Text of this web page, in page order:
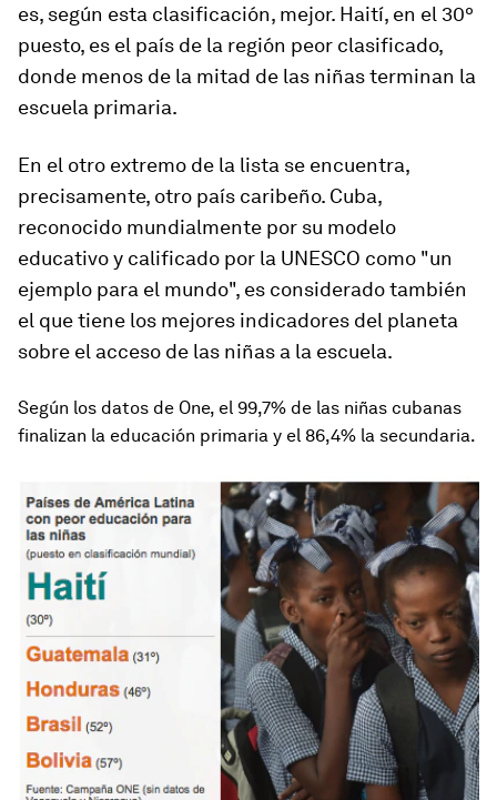
es, según esta clasificación, mejor. Haití, en el 30º
puesto, es el país de la región peor clasificado,
donde menos de la mitad de las niñas terminan la
escuela primaria.
En el otro extremo de la lista se encuentra,
precisamente, otro país caribeño. Cuba,
reconocido mundialmente por su modelo
educativo y calificado por la UNESCO como "un
ejemplo para el mundo", es considerado también
el que tiene los mejores indicadores del planeta
sobre el acceso de las niñas a la escuela.
Según los datos de One, el 99,7% de las niñas cubanas
finalizan la educación primaria y el 86,4% la secundaria.